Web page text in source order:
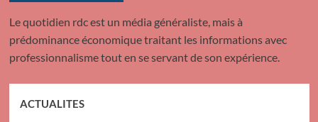
Le quotidien rdc est un média généraliste, mais à
prédominance économique traitant les informations avec
professionnalisme tout en se servant de son expérience.
ACTUALITES